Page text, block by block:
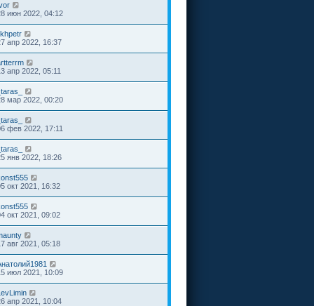
июн 2022, 04:12
апр 2022, 16:37
апр 2022, 05:11
_taras_
мар 2022, 00:20
_taras_
фев 2022, 17:11
_taras_
янв 2022, 18:26
окт 2021, 16:32
окт 2021, 09:02
авг 2021, 05:18
июл 2021, 10:09
апр 2021, 10:04